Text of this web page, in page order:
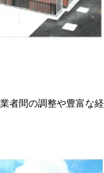
者間の調整や豊富な経